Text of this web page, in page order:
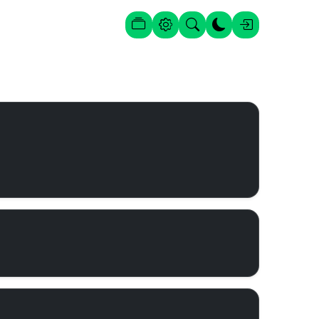
Posts
Configurações
ProcuraAlternar tema
Entrar